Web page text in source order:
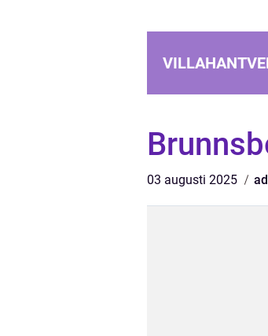
03 augusti 2025